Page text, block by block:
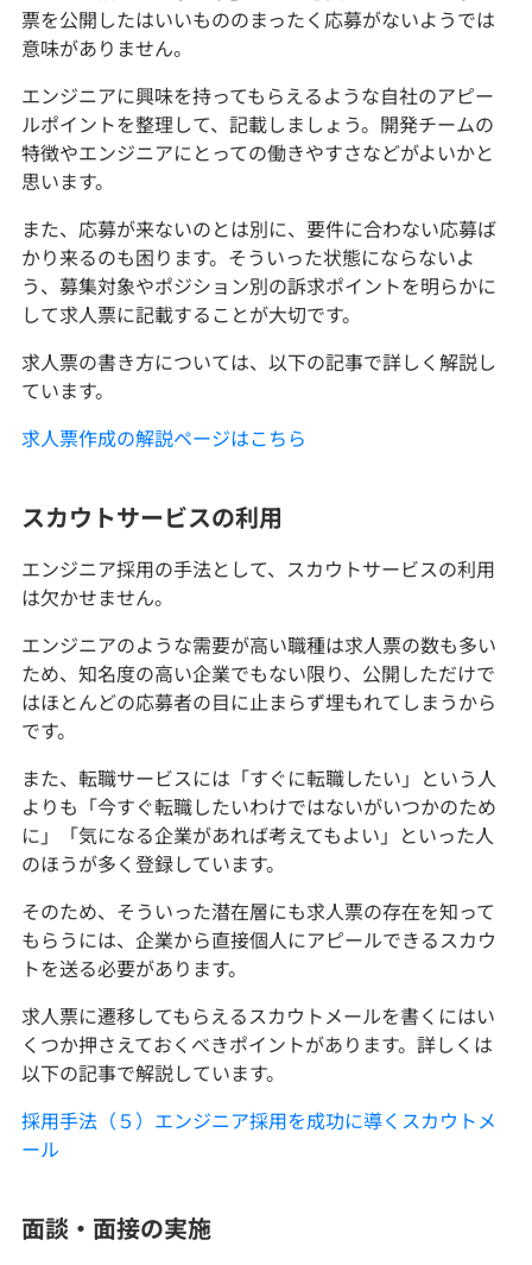
票を公開したはいいもののまったく応募がないようでは
意味がありません。
エンジニアに興味を持ってもらえるような自社のアピー
ルポイントを整理して、記載しましょう。開発チームの
特徴やエンジニアにとっての働きやすさなどがよいかと
思います。
また、応募が来ないのとは別に、要件に合わない応募ば
かり来るのも困ります。そういった状態にならないよ
う、募集対象やポジション別の訴求ポイントを明らかに
して求人票に記載することが大切です。
求人票の書き方については、以下の記事で詳しく解説し
ています。
求人票作成の解説ページはこちら
スカウトサービスの利用
エンジニア採用の手法として、スカウトサービスの利用
は欠かせません。
エンジニアのような需要が高い職種は求人票の数も多い
ため、知名度の高い企業でもない限り、公開しただけで
はほとんどの応募者の目に止まらず埋もれてしまうから
です。
また、転職サービスには「すぐに転職したい」という人
よりも「今すぐ転職したいわけではないがいつかのため
に」「気になる企業があれば考えてもよい」といった人
のほうが多く登録しています。
そのため、そういった潜在層にも求人票の存在を知って
もらうには、企業から直接個人にアピールできるスカウ
トを送る必要があります。
求人票に遷移してもらえるスカウトメールを書くにはい
くつか押さえておくべきポイントがあります。詳しくは
以下の記事で解説しています。
採用手法（５）エンジニア採用を成功に導くスカウトメ
ール
面談・面接の実施